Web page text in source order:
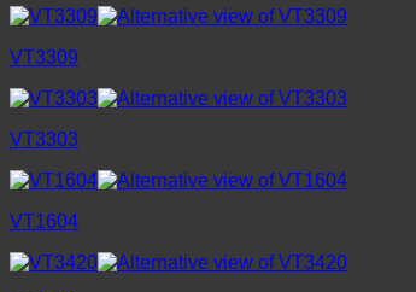
VT3309
VT3303
VT1604